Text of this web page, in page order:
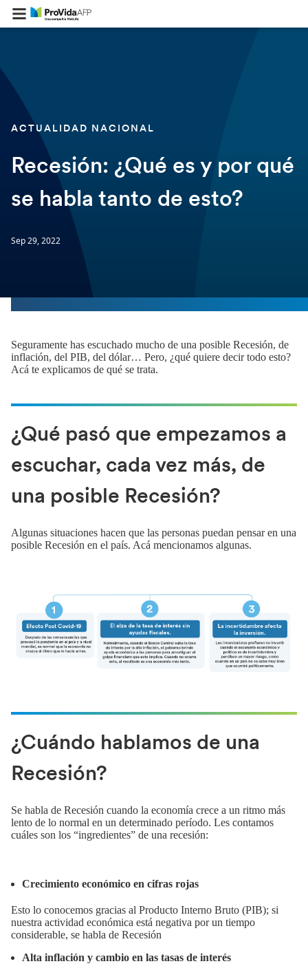
ACTUALIDAD NACIONAL
Recesión: ¿Qué es y por qué
se habla tanto de esto?
Sep 29, 2022
Seguramente has escuchado mucho de una posible Recesión, de
inflación, del PIB, del dólar… Pero, ¿qué quiere decir todo esto?
Acá te explicamos de qué se trata.
¿Qué pasó que empezamos a
escuchar, cada vez más, de
una posible Recesión?
Algunas situaciones hacen que las personas puedan pensar en una
posible Recesión en el país. Acá mencionamos algunas.
¿Cuándo hablamos de una
Recesión?
Se habla de Recesión cuando la economía crece a un ritmo más
lento de lo normal en un determinado período. Les contamos
cuáles son los “ingredientes” de una recesión:
Crecimiento económico en cifras rojas
Esto lo conocemos gracias al Producto Interno Bruto (PIB); si
nuestra actividad económica está negativa por un tiempo
considerable, se habla de Recesión
Alta inflación y cambio en las tasas de interés